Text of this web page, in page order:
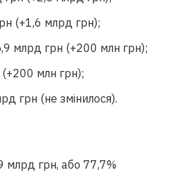
(+1,6 млрд грн);
млрд грн (+200 млн грн);
млн грн);
грн (не змінилося).
млрд грн, або 77,7%